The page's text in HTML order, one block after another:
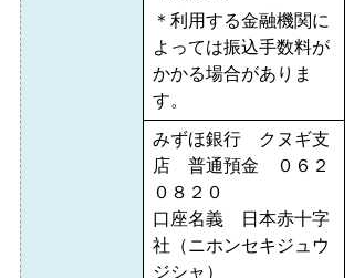
＊利用する金融機関に
よっては振込手数料が
かかる場合がありま
す。
みずほ銀行 クヌギ支
店 普通預金 ０６２
０８２０
口座名義 日本赤十字
社（ニホンセキジュウ
ジシャ）